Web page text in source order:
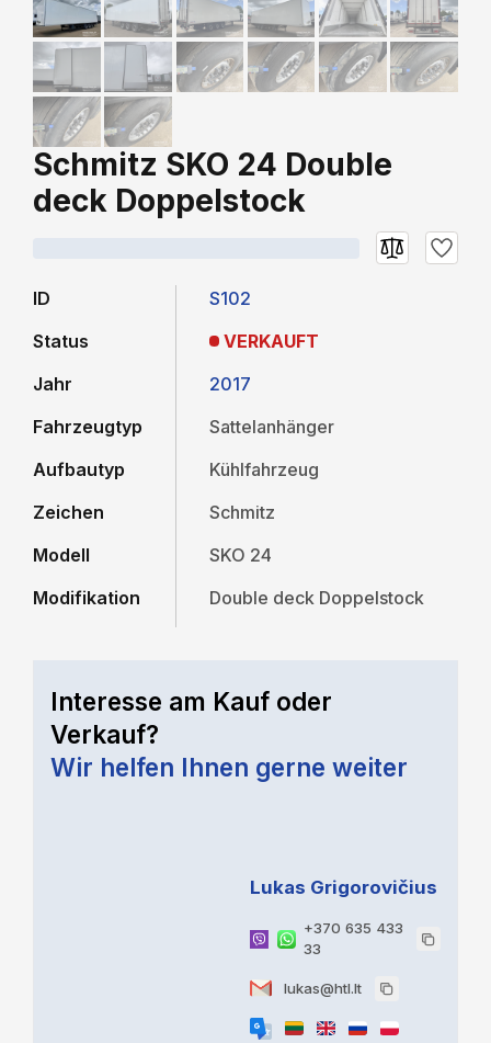
Schmitz SKO 24 Double
deck Doppelstock
ID
Status
Jahr
Fahrzeugtyp
Aufbautyp
Zeichen
Modell
Modifikation
S102
VERKAUFT
2017
Sattelanhänger
Kühlfahrzeug
Schmitz
SKO 24
Double deck Doppelstock
Interesse am Kauf oder
Verkauf?
Wir helfen Ihnen gerne weiter
Lukas Grigorovičius
+370 635 433
33
lukas@htl.lt